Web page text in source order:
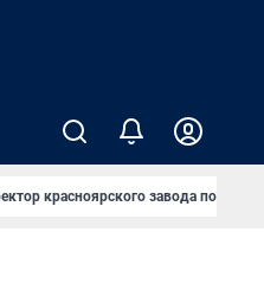
красноярского завода под